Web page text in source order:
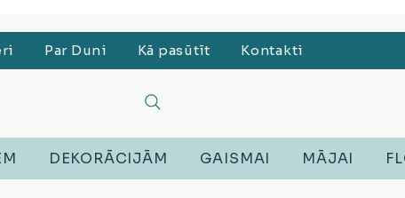
Lego, Austiņas
Par Duni Kā pasūtīt Kontakti
DEKORĀCIJĀM GAISMAI MĀJAI